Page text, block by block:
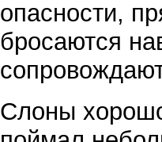
опасности,
бросаются
Слоны